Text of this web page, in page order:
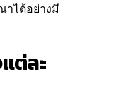
ได้อย่างมี
ต่ละ